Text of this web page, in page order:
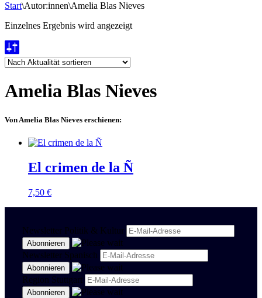
Start\Autor:innen\Amelia Blas Nieves
Einzelnes Ergebnis wird angezeigt
Amelia Blas Nieves
Von Amelia Blas Nieves erschienen:
El crimen de la Ñ
7,50 €
Newsletter Politik & Kultur
Newsletter Spanisch
Region Stuttgart